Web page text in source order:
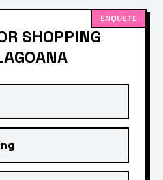
ENQUETE
SHOPPING